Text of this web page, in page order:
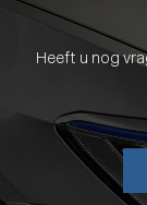
Heeft u nog